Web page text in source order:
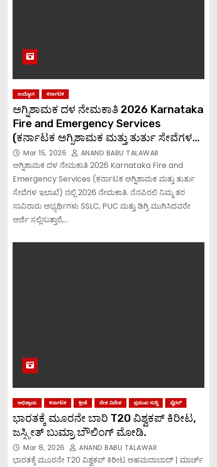
ಉದ್ಯೋಗ ಕರ್ನಾಟಕ
ಅಗ್ನಿಶಾಮಕ ದಳ ನೇಮಕಾತಿ 2026 Karnataka
Fire and Emergency Services
(ಕರ್ನಾಟಕ ಅಗ್ನಿಶಾಮಕ ಮತ್ತು ತುರ್ತು ಸೇವೆಗಳ
ಇಲಾಖೆ) ನಲ್ಲಿ 2026 ನೇಮಕಾತಿ.
Mar 15, 2026 ANAND BABU TALAWAR
ಅಗ್ನಿಶಾಮಕ ದಳ ನೇಮಕಾತಿ 2026 Karnataka Fire and
Emergency Services (ಕರ್ನಾಟಕ ಅಗ್ನಿಶಾಮಕ ಮತ್ತು ತುರ್ತು
ಸೇವೆಗಳ ಇಲಾಖೆ) ನಲ್ಲಿ 2026 ನೇಮಕಾತಿ. ನೆನಪಿರಲಿ ನಿಮ್ಮ ತರ
ಸಾವಿರಾರು ಅಭ್ಯರ್ಥಿಗಳು SSLC, PUC ಮತ್ತು ಡಿಗ್ರಿ ಮುಗಿಸಿದವರೇ
ಅರ್ಜಿ ಸಲ್ಲಿಸುತ್ತಾರೆ,…
ಅಭಿಪ್ರಾಯ ಕರ್ನಾಟಕ ಕ್ರೀಡೆ ದೇಶ ವಿದೇಶ ಪ್ರಮುಖ ಸುದ್ದಿ ವೈರಲ್
ಭಾರತಕ್ಕೆ ಮೂರನೇ ಬಾರಿ T20 ವಿಶ್ವಕಪ್ ಕಿರೀಟ,
ಜಸ್ಪ್ರೀತ್ ಬುಮ್ರಾ ಬೌಲಿಂಗ್ ಮೋಡಿ.
Mar 8, 2026 ANAND BABU TALAWAR
ಭಾರತಕ್ಕೆ ಮೂರನೇ T20 ವಿಶ್ವಕಪ್ ಕಿರೀಟ ಅಹಮದಾಬಾದ್ | ಮಾರ್ಚ್